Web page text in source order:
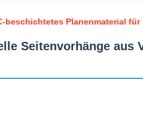
beschichtetes Planenmaterial für
Seitenvorhänge aus